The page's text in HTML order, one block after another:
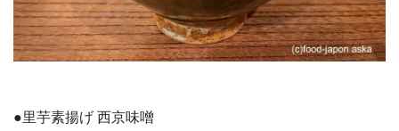
●里芋素揚げ 西京味噌